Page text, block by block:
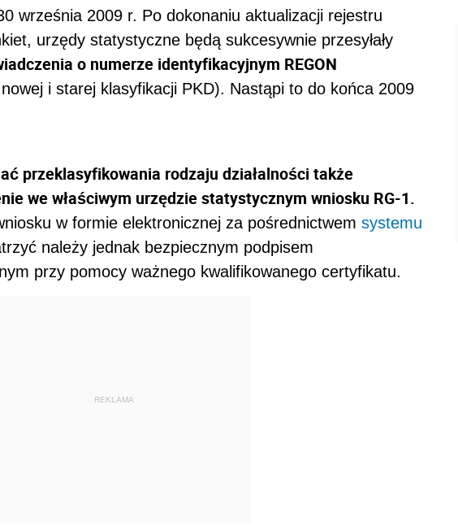
września 2009 r. Po dokonaniu aktualizacji rejestru
urzędy statystyczne będą sukcesywnie przesyłały
o numerze identyfikacyjnym REGON
i starej klasyfikacji PKD). Nastąpi to do końca 2009
przeklasyfikowania rodzaju działalności także
we właściwym urzędzie statystycznym wniosku RG-1.
w formie elektronicznej za pośrednictwem systemu
należy jednak bezpiecznym podpisem
przy pomocy ważnego kwalifikowanego certyfikatu.
REKLAMA